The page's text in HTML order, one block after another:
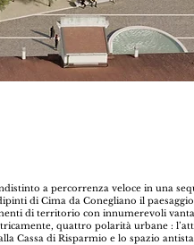
a percorrenza veloce in una
di Cima da Conegliano il
di territorio con innumerevoli
quattro polarità urbane :
Cassa di Risparmio e lo spazio